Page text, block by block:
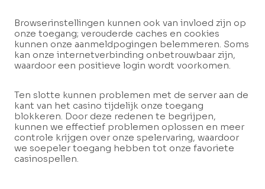
Browserinstellingen kunnen ook van invloed zijn op
onze toegang; verouderde caches en cookies
kunnen onze aanmeldpogingen belemmeren. Soms
kan onze internetverbinding onbetrouwbaar zijn,
waardoor een positieve login wordt voorkomen.
Ten slotte kunnen problemen met de server aan de
kant van het casino tijdelijk onze toegang
blokkeren. Door deze redenen te begrijpen,
kunnen we effectief problemen oplossen en meer
controle krijgen over onze spelervaring, waardoor
we soepeler toegang hebben tot onze favoriete
casinospellen.